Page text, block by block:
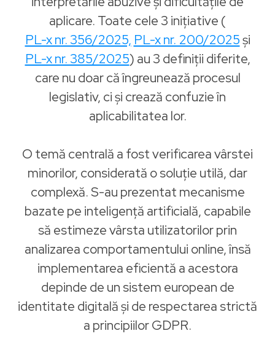
aplicare. Toate cele 3 inițiative (
PL-x nr. 356/2025, PL-x nr. 200/2025și
PL-x nr. 385/2025) au 3 definiții diferite,
care nu doar că îngreunează procesul
legislativ, ci și crează confuzie în
aplicabilitatea lor.
O temă centrală a fost verificarea vârstei
minorilor, considerată o soluție utilă, dar
complexă. S-au prezentat mecanisme
bazate pe inteligență artificială, capabile
să estimeze vârsta utilizatorilor prin
analizarea comportamentului online, însă
implementarea eficientă a acestora
depinde de un sistem european de
identitate digitală și de respectarea strictă
a principiilor GDPR.